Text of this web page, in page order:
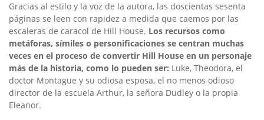
Gracias al estilo y la voz de la autora, las doscientas sesenta
páginas se leen con rapidez a medida que caemos por las
escaleras de caracol de Hill House. Los recursos como
metáforas, símiles o personificaciones se centran muchas
veces en el proceso de convertir Hill House en un personaje
más de la historia, como lo pueden ser: Luke, Theodora, el
doctor Montague y su odiosa esposa, el no menos odioso
director de la escuela Arthur, la señora Dudley o la propia
Eleanor.